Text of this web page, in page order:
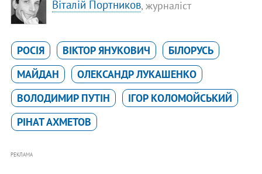
Віталій Портников, журналіст
РОСІЯ ВІКТОР ЯНУКОВИЧ
БІЛОРУСЬ
МАЙДАН
ОЛЕКСАНДР ЛУКАШЕНКО
ВОЛОДИМИР ПУТІН
ІГОР КОЛОМОЙСЬКИЙ
РІНАТ АХМЕТОВ
РЕКЛАМА